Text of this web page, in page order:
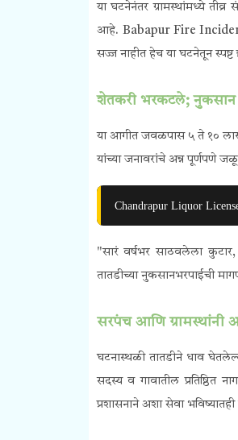
या घटनेनंतर ग्रामस्थांमध्ये
आहे. Babapur Fire Incident
सज्ज नाहीत हेच या घटनेतून
शेतकरी भरकटले; नुकसान
या आगीत जवळपास ५ ते १०
यांच्या जनावरांचे अन्न पूर्णपणे
Chandrapur Liquor License
"सारं वर्षभर साठवलेला
तातडीच्या नुकसानभरपाईची
सरपंच आणि ग्रामस्थांनी
घटनास्थळी तातडीने धाव
सदस्य व गावातील प्रतिष्ठित
प्रशासनाने अशा सेवा